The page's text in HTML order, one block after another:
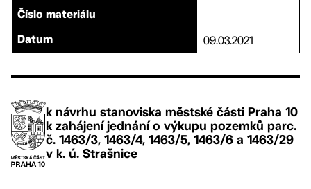
Číslo materiálu
Datum 09.03.2021
k návrhu stanoviska městské části Praha 10
k zahájení jednání o výkupu pozemků parc.
č. 1463/3, 1463/4, 1463/5, 1463/6 a 1463/29
v k. ú. Strašnice